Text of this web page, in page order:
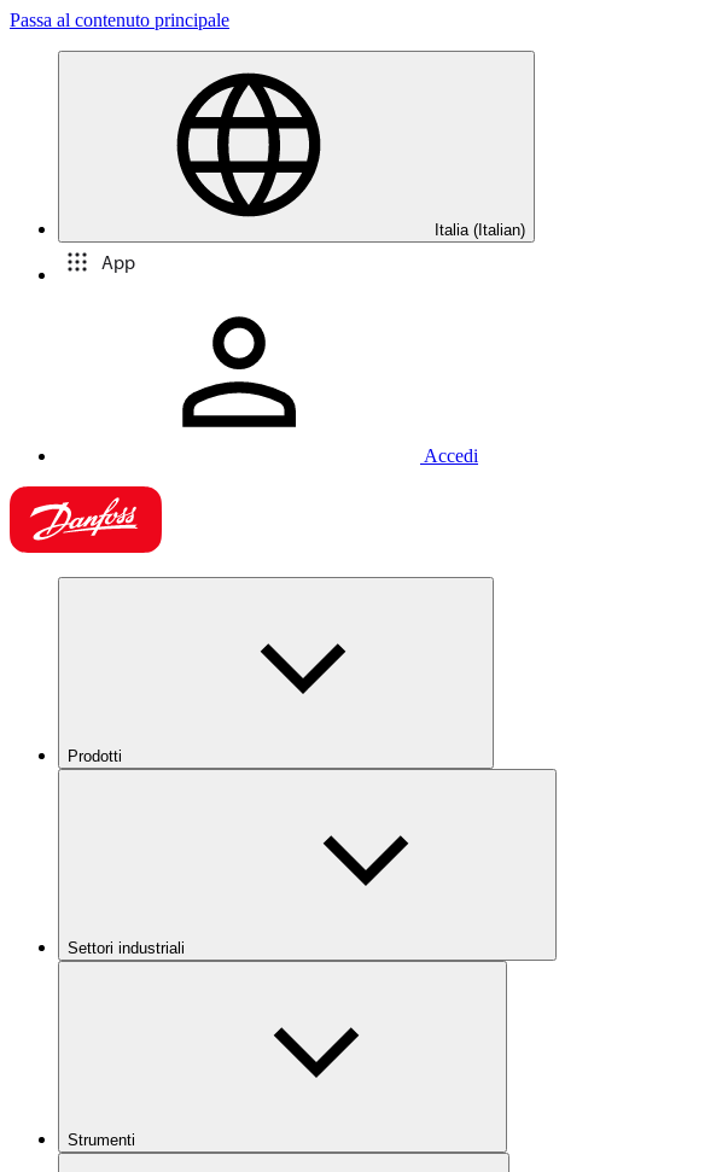
Passa al contenuto principale
Italia (Italian)
App
Accedi
Prodotti
Settori industriali
Strumenti